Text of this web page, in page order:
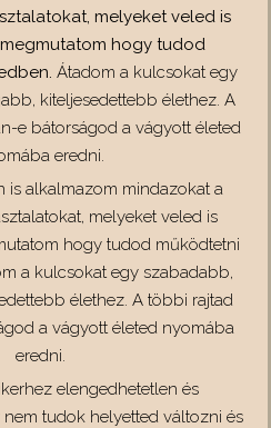
melyeket veled is
hogy tudod
Átadom a kulcsokat egy
kiteljesedettebb élethez. A
e bátorságod a vágyott életed
eredni.
is alkalmazom mindazokat a
melyeket veled is
hogy tudod működtetni
a kulcsokat egy szabadabb,
élethez. A többi rajtad
a vágyott életed nyomába
eredni.
elengedhetetlen és
tudok helyetted változni és